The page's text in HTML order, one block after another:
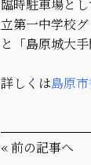
臨時駐車場と
立第一中学校
と「島原城大
詳しくは島原
«前の記事へ